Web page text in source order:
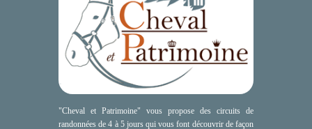
"Cheval et Patrimoine" vous propose des circuits de
randonnées de 4 à 5 jours qui vous font découvrir de façon